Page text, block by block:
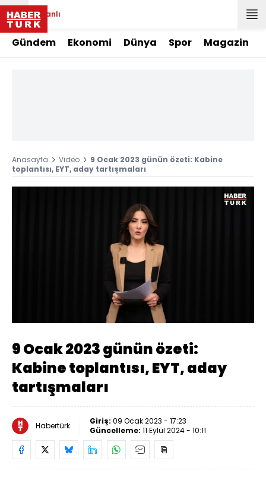
Canlı
Gündem Ekonomi Dünya Spor Magazin
Anasayfa Video
9 Ocak 2023 günün özeti: Kabine
toplantısı, EYT, aday tartışmaları
Aç
Hızı
9 Ocak 2023 günün özeti:
Kabine toplantısı, EYT, aday
tartışmaları
Habertürk Giriş: 09 Ocak 2023 - 17:23
Güncelleme: 11 Eylül 2024 - 10:11